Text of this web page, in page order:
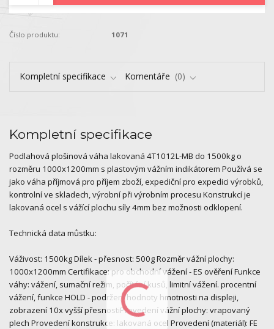
Číslo produktu: 1071
Kompletní specifikace Komentáře 0
Kompletní specifikace
Podlahová plošinová váha lakovaná 4T1012L-MB do 1500kg o
rozměru 1000x1200mm s plastovým vážním indikátorem Používá se
jako váha příjmová pro příjem zboží, expediční pro expedici výrobků,
kontrolní ve skladech, výrobní při výrobním procesu Konstrukcí je
lakovaná ocel s vážící plochu síly 4mm bez možnosti odklopení.
Technická data můstku:
Váživost: 1500kg Dílek - přesnost: 500g Rozměr vážní plochy:
1000x1200mm Certifikace: pro obchodní vážení - ES ověření Funkce
váhy: vážení, sumační režim, počítání kusů, limitní vážení. procentní
vážení, funkce HOLD - podržení hodnoty hmotnosti na displeji,
zobrazení 10x vyšší přesnostiProvedení vážní plochy: vrapovaný
plech Provedení konstrukce: lakovaná ocel Provedení (materiál): FE